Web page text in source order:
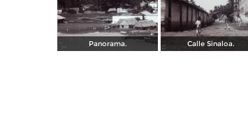
Panorama. Calle Sinaloa.